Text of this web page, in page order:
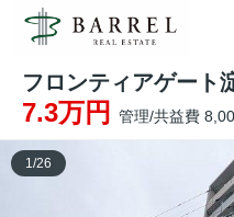
フロンティアゲート
7.3万円 管理/共益費
1/26